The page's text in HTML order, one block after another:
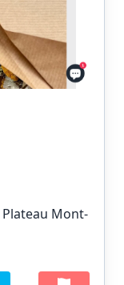
Plateau Mont-